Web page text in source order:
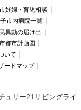
妊婦・育児相談
市内病院一覧
異動の届け出
都市計画図
いて
ードマップ
ュリー21リビングライ